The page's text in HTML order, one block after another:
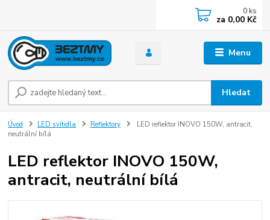
Menu
Hledat
0 ks
za 0,00 Kč
Úvod LED svítidla Reflektory
LED reflektor INOVO 150W, antracit,
neutrální bílá
LED reflektor INOVO 150W,
antracit, neutrální bílá